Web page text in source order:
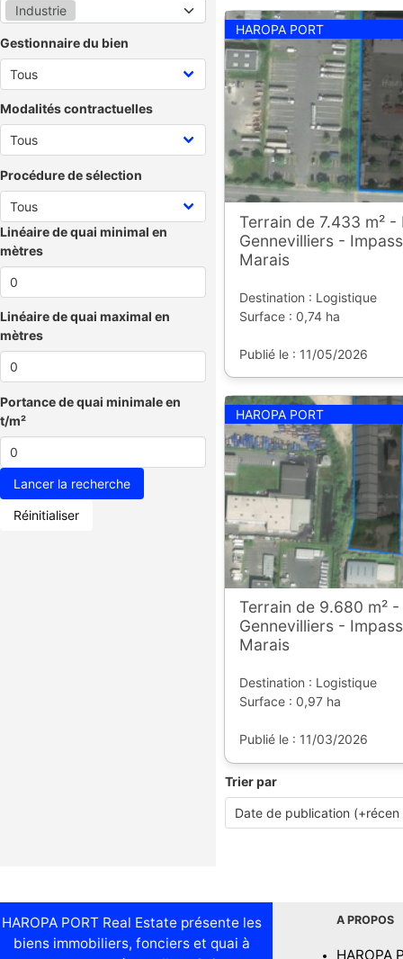
Industrie
Gestionnaire du bien
Modalités contractuelles
Procédure de sélection
Linéaire de quai minimal en
mètres
Linéaire de quai maximal en
mètres
Portance de quai minimale en
t/m²
Réinitialiser
HAROPA PORT
Terrain de 7.433 m² -
Gennevilliers -
Marais
Destination : Logistique
Surface : 0,74 ha
Publié le : 11/05/2026
HAROPA PORT
Terrain de 9.680 m²
Gennevilliers -
Marais
Destination : Logistique
Surface : 0,97 ha
Publié le : 11/03/2026
Trier par
HAROPA PORT Real Estate présente les
biens immobiliers, fonciers et quai à
A PROPOS
HAROPA